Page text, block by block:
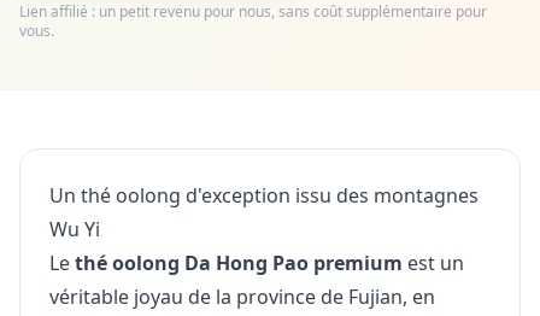
Lien affilié : un petit revenu pour nous, sans coût supplémentaire pour
vous.
Un thé oolong d'exception issu des montagnes
Wu Yi
Lethé oolong Da Hong Pao premium est un
véritable joyau de la province de Fujian, en